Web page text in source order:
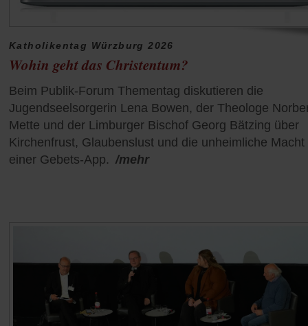
Katholikentag Würzburg 2026
Wohin geht das Christentum?
Beim Publik-Forum Thementag diskutieren die
Jugendseelsorgerin Lena Bowen, der Theologe
Mette und der Limburger Bischof Georg Bätzing über
Kirchenfrust, Glaubenslust und die unheimliche Macht
einer Gebets-App. /mehr